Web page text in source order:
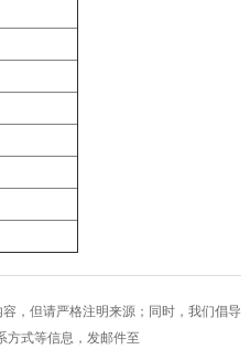
，但请严格注明来源；同时，我们倡导
方式等信息，发邮件至